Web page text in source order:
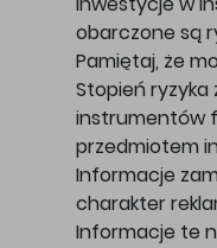
obarczone są
Pamiętaj, że
Stopień ryzyka
instrumentów
przedmiotem
Informacje
charakter
Informacje te